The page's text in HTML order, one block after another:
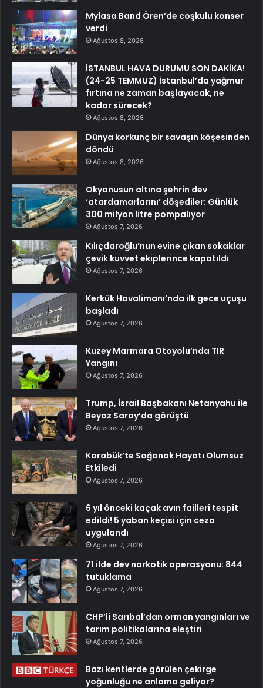
Mylasa Band Ören’de coşkulu konser
verdi
Ağustos 8, 2026
İSTANBUL HAVA DURUMU SON DAKİKA!
(24-25 TEMMUZ) İstanbul’da yağmur
fırtına ne zaman başlayacak, ne
kadar sürecek?
Ağustos 8, 2026
Dünya korkunç bir savaşın köşesinden
döndü
Ağustos 8, 2026
Okyanusun altına şehrin dev
‘atardamarlarını’ döşediler: Günlük
300 milyon litre pompalıyor
Ağustos 7, 2026
Kılıçdaroğlu’nun evine çıkan sokaklar
çevik kuvvet ekiplerince kapatıldı
Ağustos 7, 2026
Kerkük Havalimanı’nda ilk gece uçuşu
başladı
Ağustos 7, 2026
Kuzey Marmara Otoyolu’nda TIR
Yangını
Ağustos 7, 2026
Trump, İsrail Başbakanı Netanyahu ile
Beyaz Saray’da görüştü
Ağustos 7, 2026
Karabük’te Sağanak Hayatı Olumsuz
Etkiledi
Ağustos 7, 2026
6 yıl önceki kaçak avın failleri tespit
edildi! 5 yaban keçisi için ceza
uygulandı
Ağustos 7, 2026
71 ilde dev narkotik operasyonu: 844
tutuklama
Ağustos 7, 2026
CHP’li Sarıbal’dan orman yangınları ve
tarım politikalarına eleştiri
Ağustos 7, 2026
Bazı kentlerde görülen çekirge
yoğunluğu ne anlama geliyor?